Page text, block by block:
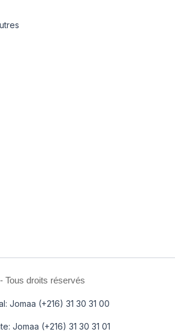
Tous droits réservés
Jomaa (+216) 31 30 31 00
Jomaa (+216) 31 30 31 01